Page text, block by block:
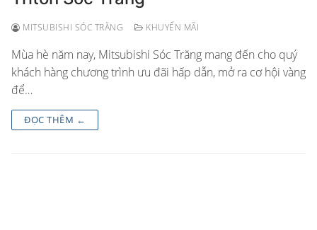
MITSUBISHI SÓC TRĂNG KHUYẾN MÃI
Mùa hè năm nay, Mitsubishi Sóc Trăng mang đến cho quý
khách hàng chương trình ưu đãi hấp dẫn, mở ra cơ hội vàng
để…
ĐỌC THÊM ←